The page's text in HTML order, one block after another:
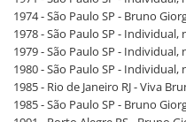
1974 - São Paulo SP - Bruno
1978 - São Paulo SP -
1979 - São Paulo SP -
1980 - São Paulo SP -
1985 - Rio de Janeiro RJ - Viva
1985 - São Paulo SP - Bruno